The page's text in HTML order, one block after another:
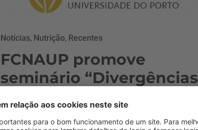
Notícias, Nutrição, Recentes
FCNAUP promove
seminário “Divergências
Nutrição e